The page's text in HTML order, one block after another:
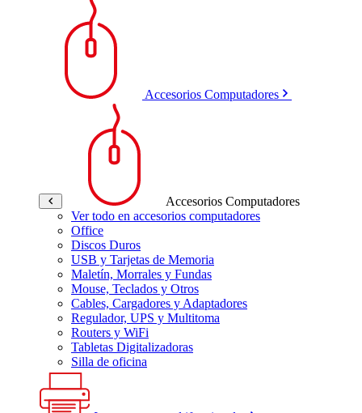
Accesorios Computadores
Accesorios Computadores
Ver todo en accesorios computadores
Office
Discos Duros
USB y Tarjetas de Memoria
Maletín, Morrales y Fundas
Mouse, Teclados y Otros
Cables, Cargadores y Adaptadores
Regulador, UPS y Multitoma
Routers y WiFi
Tabletas Digitalizadoras
Silla de oficina